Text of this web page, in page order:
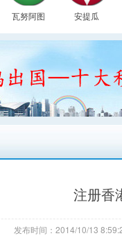
瓦努阿图 安提瓜
注册香
发布时间：2014/10/13